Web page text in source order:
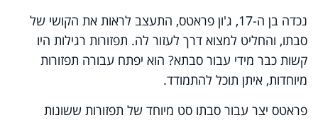
נכדה בן ה-17, ג'ון פראטס, התעצב לראות את הקושי של
סבתו, והחליט למצוא דרך לעזור לה. תפזורות רגילות היו
קשות כבר מידי עבור סבתא? הוא יפתח עבורה תפזורות
מיוחדות, איתן תוכל להתמודד.
פראטס יצר עבור סבתו סט מיוחד של תפזורות ששונות